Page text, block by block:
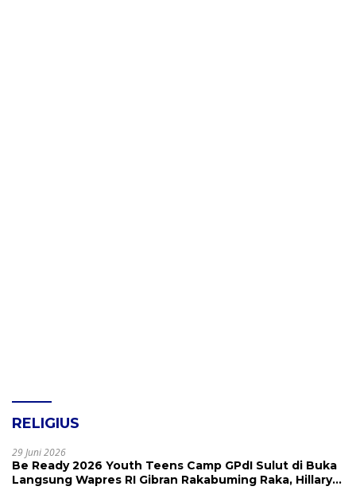
RELIGIUS
29 Juni 2026
Be Ready 2026 Youth Teens Camp GPdI Sulut di Buka
Langsung Wapres RI Gibran Rakabuming Raka, Hillary